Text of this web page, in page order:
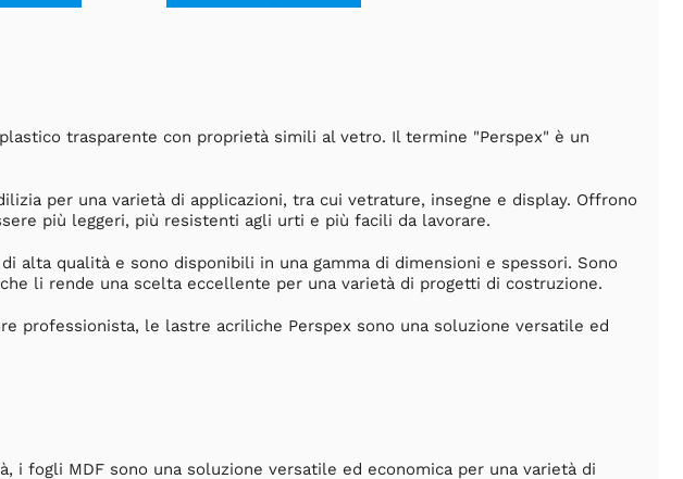
trasparente con proprietà simili al vetro. Il termine "Perspex" è un
per una varietà di applicazioni, tra cui vetrature, insegne e display. Offrono
più leggeri, più resistenti agli urti e più facili da lavorare.
alta qualità e sono disponibili in una gamma di dimensioni e spessori. Sono
li rende una scelta eccellente per una varietà di progetti di costruzione.
professionista, le lastre acriliche Perspex sono una soluzione versatile ed
i fogli MDF sono una soluzione versatile ed economica per una varietà di